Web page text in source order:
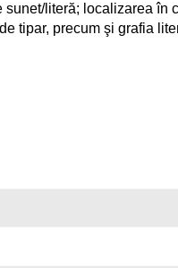
literă; localizarea în
tipar, precum şi grafia